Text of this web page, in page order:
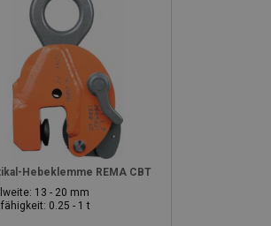
Hebeklemme REMA CBT
13 - 20 mm
0.25 - 1 t